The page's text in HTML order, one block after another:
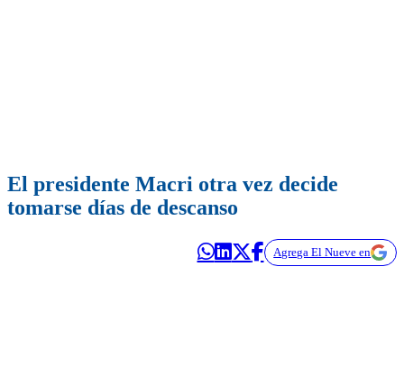
El presidente Macri otra vez decide
tomarse días de descanso
Agrega El Nueve en